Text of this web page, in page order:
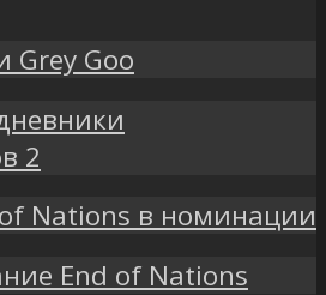
Grey Goo
2
Nations в номинации
End of Nations